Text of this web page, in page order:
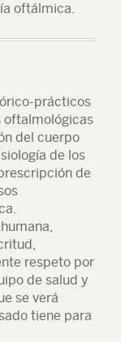
oftálmica.
prácticos
oftalmológicas
del cuerpo
de los
de
respeto por
de salud y
se verá
tiene para